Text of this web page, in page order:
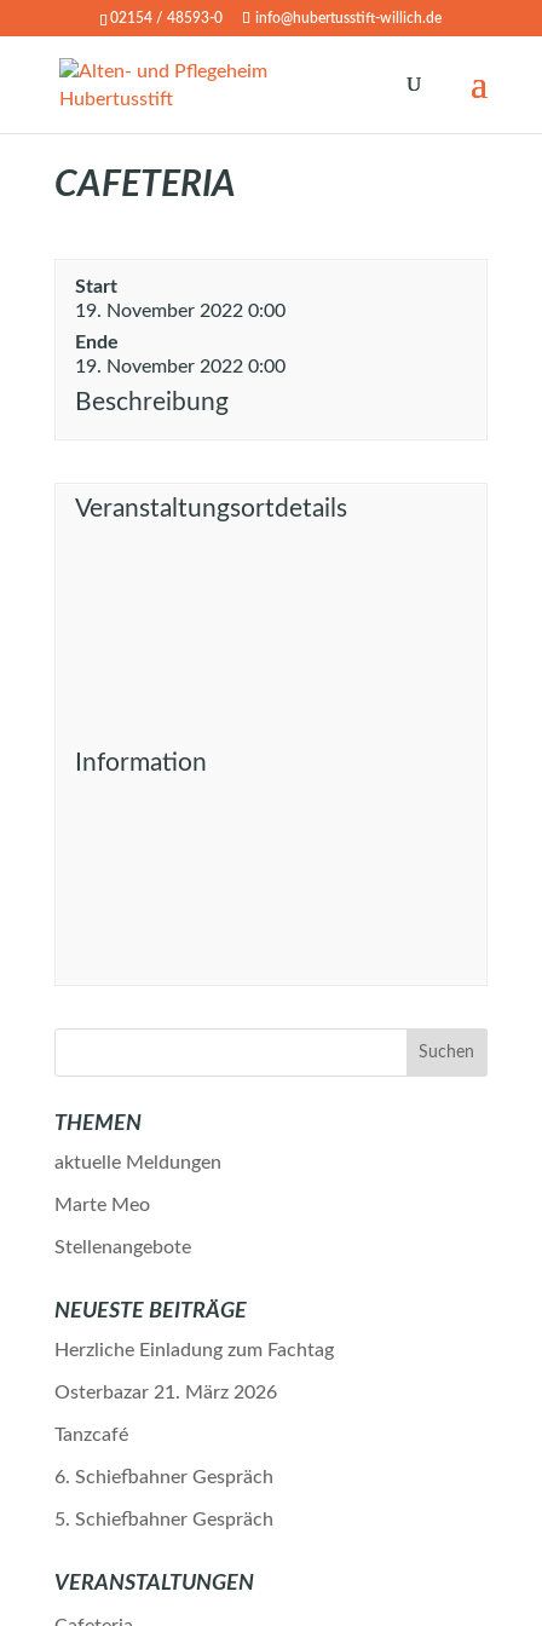
02154 / 48593-0 info@hubertusstift-willich.de
CAFETERIA
Start
19. November 2022 0:00
Ende
19. November 2022 0:00
Beschreibung
Veranstaltungsortdetails
Information
THEMEN
aktuelle Meldungen
Marte Meo
Stellenangebote
NEUESTE BEITRÄGE
Herzliche Einladung zum Fachtag
Osterbazar 21. März 2026
Tanzcafé
6. Schiefbahner Gespräch
5. Schiefbahner Gespräch
VERANSTALTUNGEN